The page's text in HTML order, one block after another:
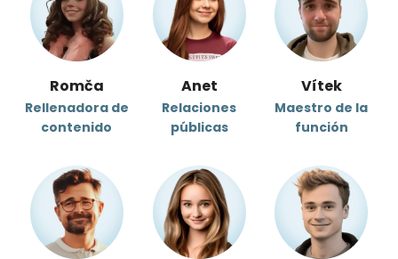
Romča
Rellenadora de
contenido
Anet
Relaciones
públicas
Vítek
Maestro de la
función